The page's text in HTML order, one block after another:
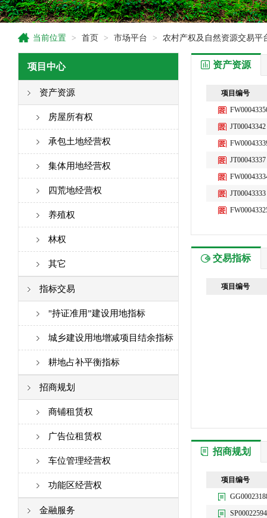
当前位置 > 首页 > 市场平台 > 农村产权及自然资源交易平
项目中心
资产资源
房屋所有权
承包土地经营权
集体用地经营权
四荒地经营权
养殖权
林权
其它
指标交易
"持证准用”建设用地指标
城乡建设用地增减项目结余指标
耕地占补平衡指标
招商规划
商铺租赁权
广告位租赁权
车位管理经营权
功能区经营权
金融服务
资产资源
项目编号
JT00043342
JT00043337
JT00043333
交易指标
项目编号
招商规划
项目编号
SP00022594